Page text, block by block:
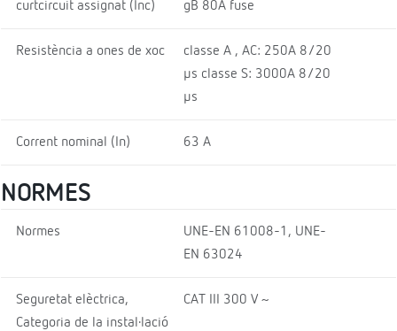
curtcircuit assignat (Inc)
gB 80A fuse
Resistència a ones de xoc
classe A , AC: 250A 8/20
μs classe S: 3000A 8/20
μs
Corrent nominal (In) 63 A
NORMES
Normes
UNE-EN 61008-1, UNE-
EN 63024
Seguretat elèctrica,
Categoria de la instal·lació
CAT III 300 V ~